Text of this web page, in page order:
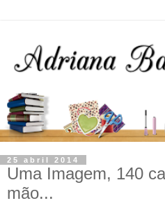
25 abril 2014
Uma Imagem, 140
mão...